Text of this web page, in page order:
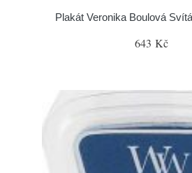
Plakát Veronika Boulová
643 Kč